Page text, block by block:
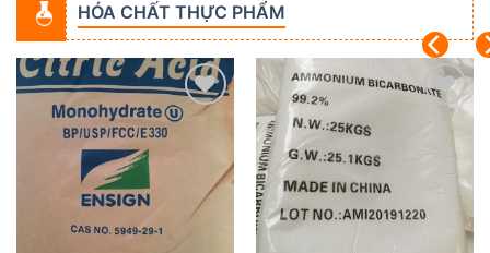
HÓA CHẤT THỰC PHẨM
Add to
Add to